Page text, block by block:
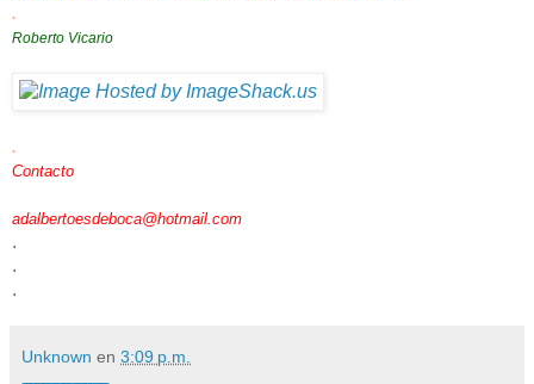
.
Roberto Vicario
.
Contacto
adalbertoesdeboca@hotmail.com
.
.
.
Unknown en 3:09 p.m.